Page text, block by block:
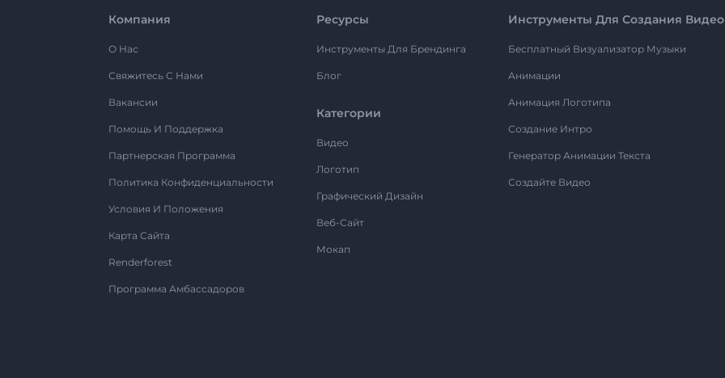
Компания
О Нас
Свяжитесь С Нами
Вакансии
Помощь И Поддержка
Партнерская Программа
Политика Конфиденциальности
Условия И Положения
Карта Сайта
Renderforest
Программа Амбассадоров
Ресурсы
Инструменты Для Брендинга
Блог
Категории
Видео
Логотип
Графический Дизайн
Веб-Сайт
Мокап
Инструменты Для Создания Видео
Бесплатный Визуализатор Музыки
Анимации
Анимация Логотипа
Создание Интро
Генератор Анимации Текста
Создайте Видео